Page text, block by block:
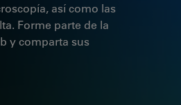
así como las
Forme parte de la
y comparta sus